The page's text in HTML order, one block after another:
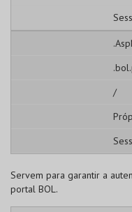
/
Servem para garantir a
portal BOL.